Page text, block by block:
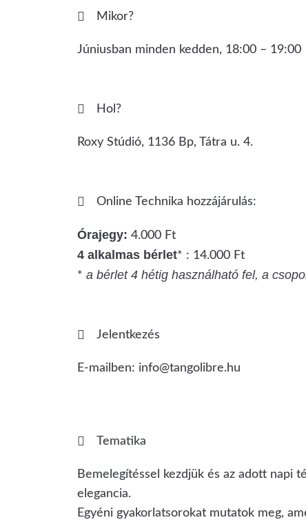
Mikor?
Júniusban minden kedden, 18:00 – 19:00
Hol?
Roxy Stúdió, 1136 Bp, Tátra u. 4.
Online Technika hozzájárulás:
Órajegy: 4.000 Ft
4 alkalmas bérlet* : 14.000 Ft
* a bérlet 4 hétig használható fel, a
Jelentkezés
E-mailben: info@tangolibre.hu
Tematika
Bemelegítéssel kezdjük és az adott napi
elegancia.
Egyéni gyakorlatsorokat mutatok meg,